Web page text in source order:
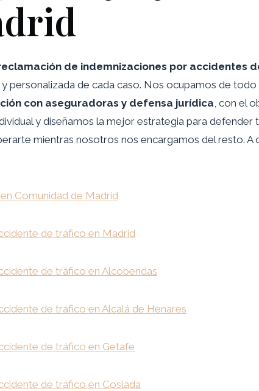
de indemnizaciones por accidentes
personalizada de cada caso. Nos ocupamos de todo
con aseguradoras y defensa jurídica, con el
y diseñamos la mejor estrategia para
mientras nosotros nos encargamos del resto. A
Comunidad de Madrid
de tráfico en Madrid
de tráfico en Alcobendas
de tráfico en Alcalá de Henares
de tráfico en Getafe
de tráfico en Coslada